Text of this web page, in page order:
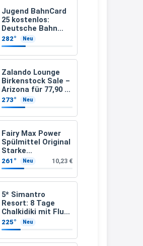
Jugend BahnCard
25 kostenlos:
Deutsche Bahn
verschenkt
BahnCard an
Kinder und
Jugendliche
282° Neu
Zalando Lounge
Birkenstock Sale –
Arizona für 77,90 €
statt 120 €
273° Neu
Fairy Max Power
Spülmittel Original
Starke
Fettlösekraft
(8x545ml)
261° Neu 10,23 €
5* Simantro
Resort: 8 Tage
Chalkidiki mit Flug
& Frühstück für
389 €
225° Neu
schon stornieren und
bestellen, da man
oder auch
oder an der Kasse
Kauf einlösen kann.
den Gutschein
bagett Gutschein code